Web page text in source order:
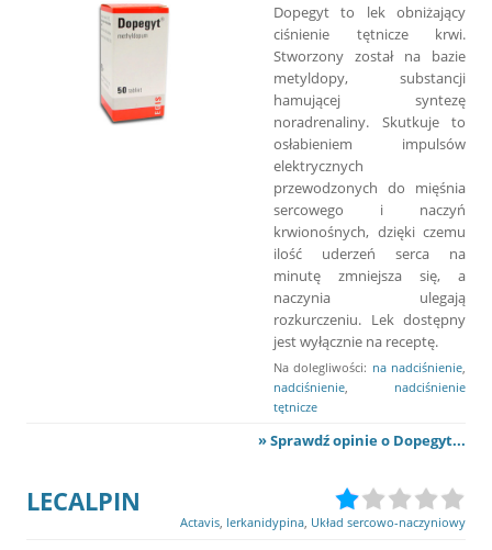
Dopegyt to lek obniżający
ciśnienie tętnicze krwi.
Stworzony został na bazie
metyldopy, substancji
hamującej syntezę
noradrenaliny. Skutkuje to
osłabieniem impulsów
elektrycznych
przewodzonych do mięśnia
sercowego i naczyń
krwionośnych, dzięki czemu
ilość uderzeń serca na
minutę zmniejsza się, a
naczynia ulegają
rozkurczeniu. Lek dostępny
jest wyłącznie na receptę.
Na dolegliwości: na nadciśnienie
nadciśnienie
nadciśnienie
tętnicze
» Sprawdź opinie o Dopegyt...
LECALPIN
Actavis lerkanidypina Układ sercowo-naczyniowy